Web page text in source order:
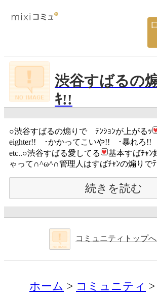
渋谷すばるの
ｷ!!
○渋谷すばるの煽りで ﾃﾝｼｮﾝが上がるｯ
eighter!! ･かかってこいや!! ･暴れろ
etc..○渋谷すばる愛してる
基本すばﾁｬﾝ
ゃって∩^ω^∩管理人はすばﾁｬﾝの煽りでﾃ
続きを読む
コミュニティトップ
ホーム コミュニティ